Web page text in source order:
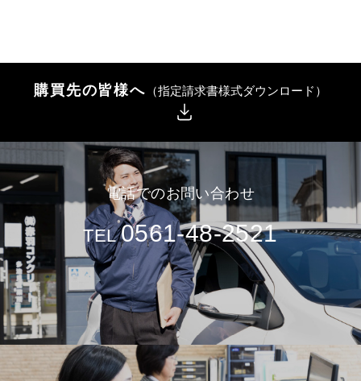
購買先の皆様へ （指定請求書様式ダウンロード）
電話でのお問い合わせ
TEL0561-48-2521